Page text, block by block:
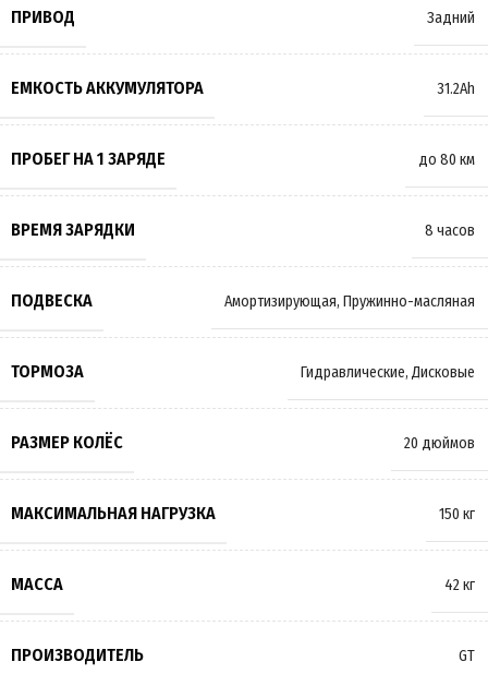
ПРИВОД Задний
ЕМКОСТЬ АККУМУЛЯТОРА 31.2Ah
ПРОБЕГ НА 1 ЗАРЯДЕ до 80 км
ВРЕМЯ ЗАРЯДКИ 8 часов
ПОДВЕСКА Амортизирующая, Пружинно-масляная
ТОРМОЗА Гидравлические, Дисковые
РАЗМЕР КОЛЁС 20 дюймов
МАКСИМАЛЬНАЯ НАГРУЗКА 150 кг
МАССА 42 кг
ПРОИЗВОДИТЕЛЬ GT